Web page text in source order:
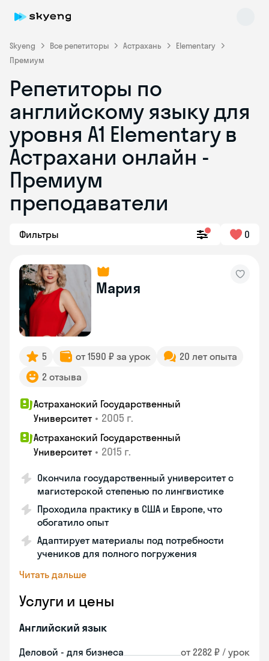
Skyeng Все репетиторы Астрахань
Elementary
Премиум
Репетиторы по
английскому языку для
уровня A1 Elementary в
Астрахани онлайн -
Премиум
преподаватели
Фильтры 0
Мария
5 от 1590 ₽ за урок
20 лет опыта
2 отзыва
Астраханский Государственный
Университет • 2005 г.
Астраханский Государственный
Университет • 2015 г.
Окончила государственный университет с
магистерской степенью по лингвистике
Проходила практику в США и Европе, что
обогатило опыт
Адаптирует материалы под потребности
учеников для полного погружения
Читать дальше
Услуги и цены
Английский язык
Деловой - для бизнеса от 2282 ₽ / урок
Skyeng Chat
online